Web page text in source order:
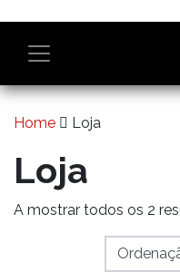
Home Loja
Loja
A mostrar todos os 2